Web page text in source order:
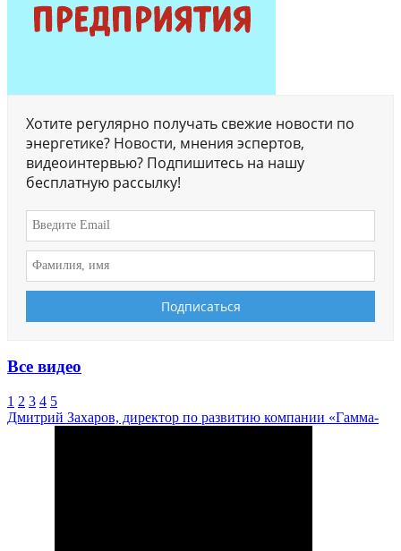
Хотите регулярно получать свежие новости по
энергетике? Новости, мнения эспертов,
видеоинтервью? Подпишитесь на нашу
бесплатную рассылку!
Все видео
1 2 3 4 5
Дмитрий Захаров, директор по развитию компании «Гамма-